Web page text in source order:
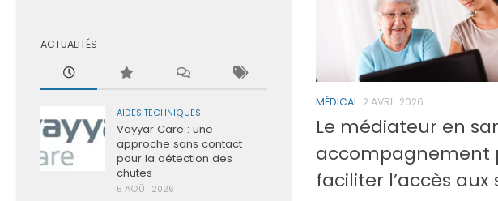
MÉDICAL 2 AVRIL 2026
Le médiateur en
accompagnement
faciliter l’accès aux
ACTUALITÉS
AIDES TECHNIQUES
Vayyar Care : une
approche sans contact
pour la détection des
chutes
5 AOÛT 2026